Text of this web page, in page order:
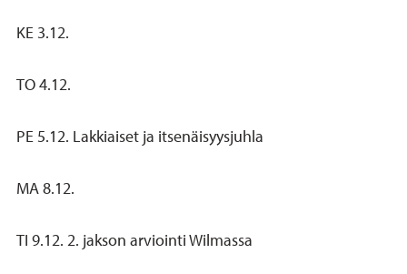
KE 3.12.
TO 4.12.
PE 5.12. Lakkiaiset ja itsenäisyysjuhla
MA 8.12.
TI 9.12. 2. jakson arviointi Wilmassa